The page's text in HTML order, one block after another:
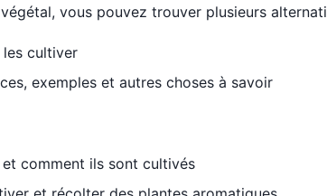
vous pouvez trouver plusieurs
cultiver
exemples et autres choses à savoir
comment ils sont cultivés